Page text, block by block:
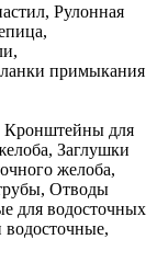
Рулонная
примыкания
Кронштейны для
Заглушки
желоба,
Отводы
для водосточных